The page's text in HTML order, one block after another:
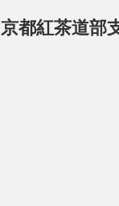
都紅茶道部